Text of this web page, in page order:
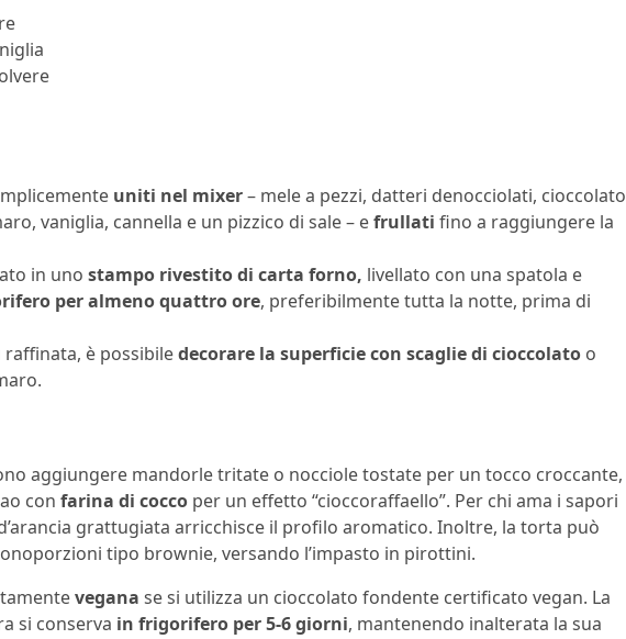
uniti nel mixer– mele a pezzi, datteri denocciolati, cioccolato
vaniglia, cannella e un pizzico di sale – efrullati fino a raggiungere la
in uno stampo rivestito di carta forno, livellato con una spatola e
per almeno quattro ore, preferibilmente tutta la notte, prima di
è possibiledecorare la superficie con scaglie di cioccolato o
aggiungere mandorle tritate o nocciole tostate per un tocco croccante,
con farina di cocco per un effetto “cioccoraffaello”. Per chi ama i sapori
grattugiata arricchisce il profilo aromatico. Inoltre, la torta può
tipo brownie, versando l’impasto in pirottini.
vegana se si utilizza un cioccolato fondente certificato vegan. La
si conserva in frigorifero per 5-6 giorni, mantenendo inalterata la sua